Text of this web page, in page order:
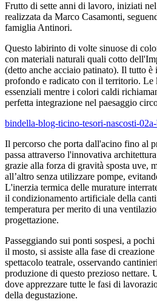
Frutto di sette anni di lavoro, iniziati
realizzata da Marco Casamonti,
famiglia Antinori.
Questo labirinto di volte sinuose di
con materiali naturali quali cotto
(detto anche acciaio patinato). Il tutto è
profondo e radicato con il territorio. Le
essenziali mentre i colori caldi
perfetta integrazione nel paesaggio
bindella-blog-ticino-tesori-nascosti-
Il percorso che porta dall'acino fino al
passa attraverso l'innovativa
grazie alla forza di gravità sposta uve,
all’altro senza utilizzare pompe,
L'inerzia termica delle murature
il condizionamento artificiale della
temperatura per merito di una
progettazione.
Passeggiando sui ponti sospesi, a
il mosto, si assiste alla fase di
spettacolo teatrale, osservando
produzione di questo prezioso nettare.
dove apprezzare tutte le fasi di
della degustazione.